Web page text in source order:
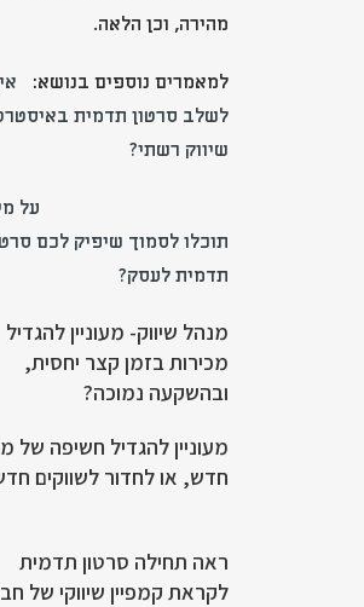
מהירה, וכן הלאה.
למאמרים נוספים בנושא:
לשלב סרטון תדמית
שיווק רשתי?
על
תוכלו לסמוך שיפיק לכם
תדמית לעסק?
מנהל שיווק- מעוניין להגדיל
מכירות בזמן קצר יחסית,
ובהשקעה נמוכה?
מעוניין להגדיל חשיפה של
חדש, או לחדור לשווקים
ראה תחילה סרטון תדמית
לקראת קמפיין שיווקי של